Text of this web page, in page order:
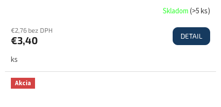
Skladom(>5 ks)
€2,76 bez DPH
€3,40 DETAIL
ks
Akcia